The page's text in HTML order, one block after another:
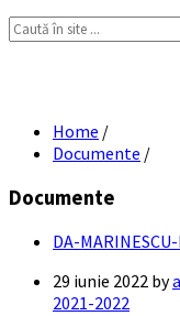
Search:
Home /
Documente /
Documente
DA-
29 iunie 2022 by
2021-2022